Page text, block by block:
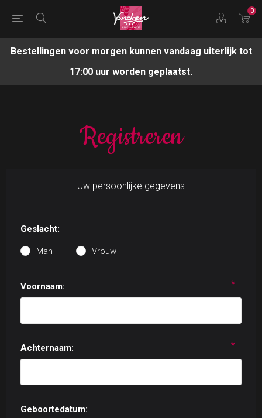
0
Bestellingen voor morgen kunnen vandaag uiterlijk tot
17:00 uur worden geplaatst.
Registreren
Uw persoonlijke gegevens
Geslacht:
Man Vrouw
Voornaam: *
Achternaam: *
Geboortedatum: